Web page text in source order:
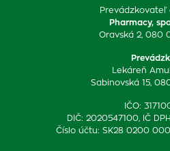
Prevádzkovateľ
Pharmacy,
Oravská 2, 080
Lekáreň
Sabinovská 15,
IČO:
DIČ: 2020547100, IČ
Číslo účtu: SK28 0200